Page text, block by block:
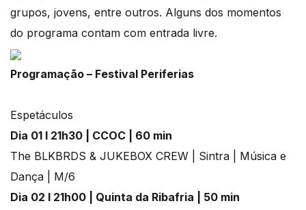
grupos, jovens, entre outros. Alguns dos momentos
do programa contam com entrada livre.
Programação – Festival Periferias
Espetáculos
Dia 01 l 21h30 | CCOC | 60 min
The BLKBRDS & JUKEBOX CREW | Sintra | Música e
Dança | M/6
Dia 02 l 21h00 | Quinta da Ribafria | 50 min